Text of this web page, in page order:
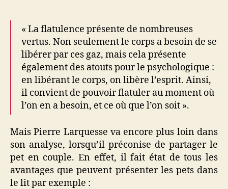
« La flatulence présente de nombreuses
vertus. Non seulement le corps a besoin de se
libérer par ces gaz, mais cela présente
également des atouts pour le psychologique :
en libérant le corps, on libère l’esprit. Ainsi,
il convient de pouvoir flatuler au moment où
l’on en a besoin, et ce où que l’on soit ».
Mais Pierre Larquesse va encore plus loin dans
son analyse, lorsqu’il préconise de partager le
pet en couple. En effet, il fait état de tous les
avantages que peuvent présenter les pets dans
le lit par exemple :